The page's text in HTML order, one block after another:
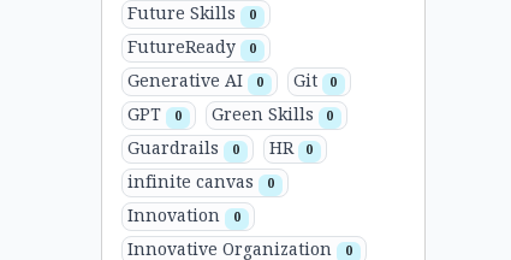
Future Skills 0
FutureReady 0
Generative AI 0 Git 0
GPT 0 Green Skills 0
Guardrails 0 HR 0
infinite canvas 0
Innovation 0
Innovative Organization 0